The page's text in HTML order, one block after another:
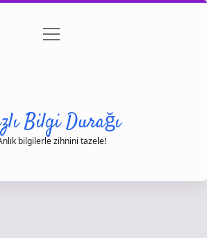
Gizlilik Politikası
menüyü
Bilgi Durağı
bilgilerle zihnini tazele!